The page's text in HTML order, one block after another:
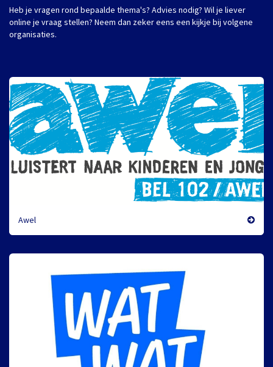
Heb je vragen rond bepaalde thema's? Advies nodig? Wil je liever
online je vraag stellen? Neem dan zeker eens een kijkje bij volgene
organisaties.
Awel